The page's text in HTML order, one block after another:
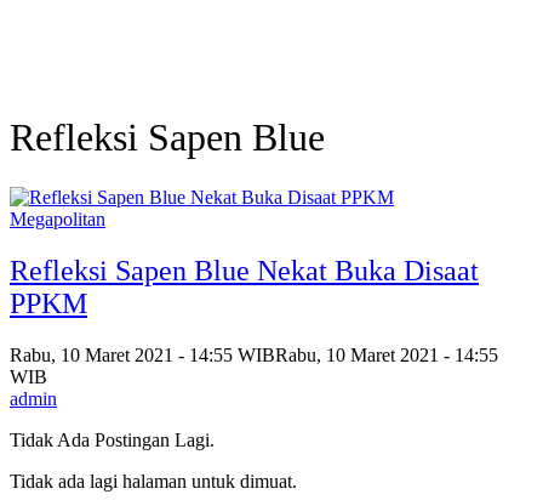
Refleksi Sapen Blue
Megapolitan
Refleksi Sapen Blue Nekat Buka Disaat
PPKM
Rabu, 10 Maret 2021 - 14:55 WIBRabu, 10 Maret 2021 - 14:55
WIB
admin
Tidak Ada Postingan Lagi.
Tidak ada lagi halaman untuk dimuat.